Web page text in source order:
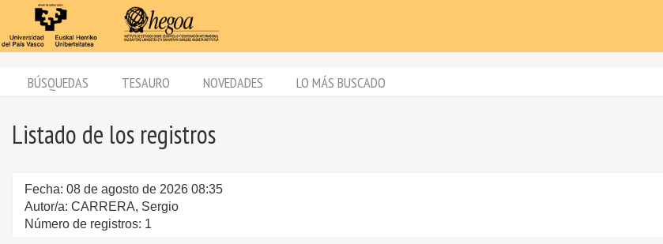
BÚSQUEDAS TESAURO NOVEDADES LO MÁS BUSCADO
Listado de los registros
Fecha: 08 de agosto de 2026 08:35
Autor/a: CARRERA, Sergio
Número de registros: 1